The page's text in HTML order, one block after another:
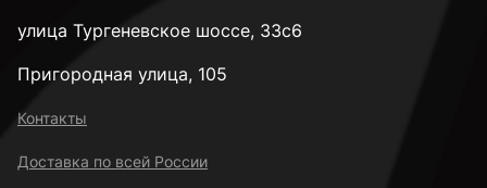
улица Тургеневское шоссе, 33с6
Пригородная улица, 105
Контакты
Доставка по всей России